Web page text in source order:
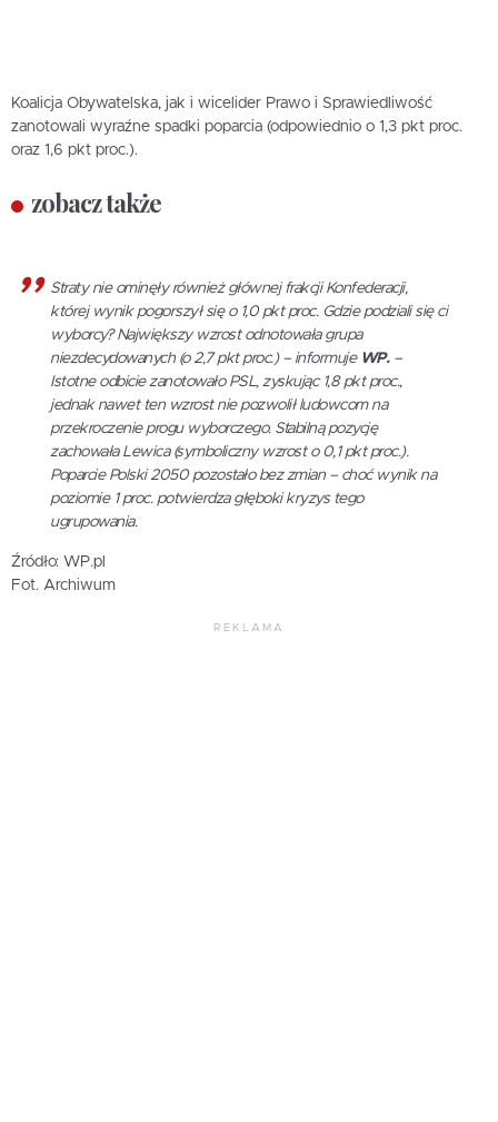
Koalicja Obywatelska, jak i wicelider Prawo i Sprawiedliwość
zanotowali wyraźne spadki poparcia (odpowiednio o 1,3 pkt proc.
oraz 1,6 pkt proc.).
zobacz także
Straty nie ominęły również głównej frakcji Konfederacji,
której wynik pogorszył się o 1,0 pkt proc. Gdzie podziali się ci
wyborcy? Największy wzrost odnotowała grupa
niezdecydowanych (o 2,7 pkt proc.) – informuje WP. –
Istotne odbicie zanotowało PSL, zyskując 1,8 pkt proc.,
jednak nawet ten wzrost nie pozwolił ludowcom na
przekroczenie progu wyborczego. Stabilną pozycję
zachowała Lewica (symboliczny wzrost o 0,1 pkt proc.).
Poparcie Polski 2050 pozostało bez zmian – choć wynik na
poziomie 1 proc. potwierdza głęboki kryzys tego
ugrupowania.
Źródło: WP.pl
Fot. Archiwum
REKLAMA